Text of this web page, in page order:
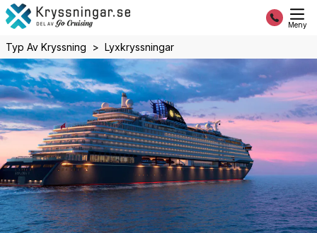
Meny
Typ Av Kryssning Lyxkryssningar